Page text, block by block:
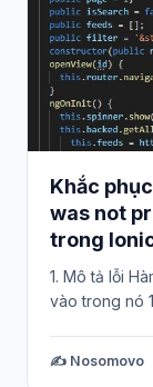
Khắc
was not
trong
1. Mô tả lỗi
vào trong nó
✍️ Nosomovo